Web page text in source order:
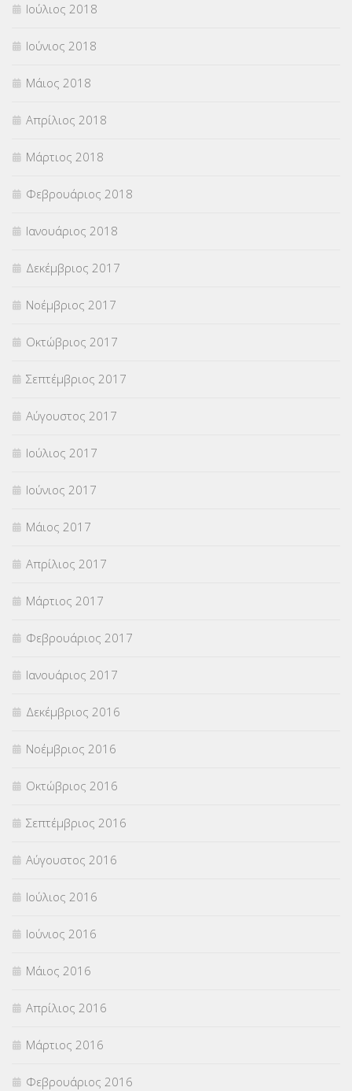
Ιούλιος 2018
Ιούνιος 2018
Μάιος 2018
Απρίλιος 2018
Μάρτιος 2018
Φεβρουάριος 2018
Ιανουάριος 2018
Δεκέμβριος 2017
Νοέμβριος 2017
Οκτώβριος 2017
Σεπτέμβριος 2017
Αύγουστος 2017
Ιούλιος 2017
Ιούνιος 2017
Μάιος 2017
Απρίλιος 2017
Μάρτιος 2017
Φεβρουάριος 2017
Ιανουάριος 2017
Δεκέμβριος 2016
Νοέμβριος 2016
Οκτώβριος 2016
Σεπτέμβριος 2016
Αύγουστος 2016
Ιούλιος 2016
Ιούνιος 2016
Μάιος 2016
Απρίλιος 2016
Μάρτιος 2016
Φεβρουάριος 2016